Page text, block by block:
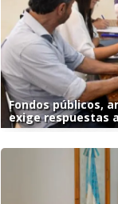
Fondos públicos,
exige respuestas